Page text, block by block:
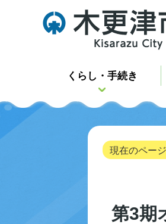
くらし・手続き
現在のページ
第3期